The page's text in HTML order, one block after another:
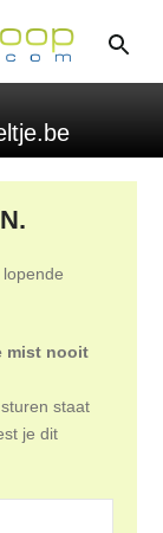
mist nooit
staat
je dit